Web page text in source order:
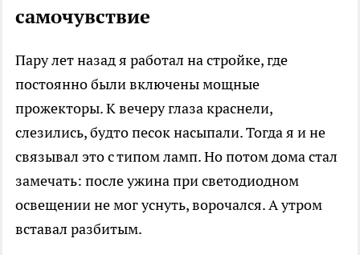
самочувствие
Пару лет назад я работал на стройке, где
постоянно были включены мощные
прожекторы. К вечеру глаза краснели,
слезились, будто песок насыпали. Тогда я и не
связывал это с типом ламп. Но потом дома стал
замечать: после ужина при светодиодном
освещении не мог уснуть, ворочался. А утром
вставал разбитым.